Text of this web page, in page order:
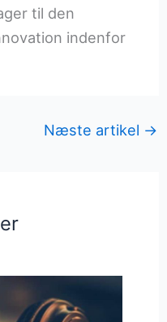
til den
indenfor
Næste artikel →